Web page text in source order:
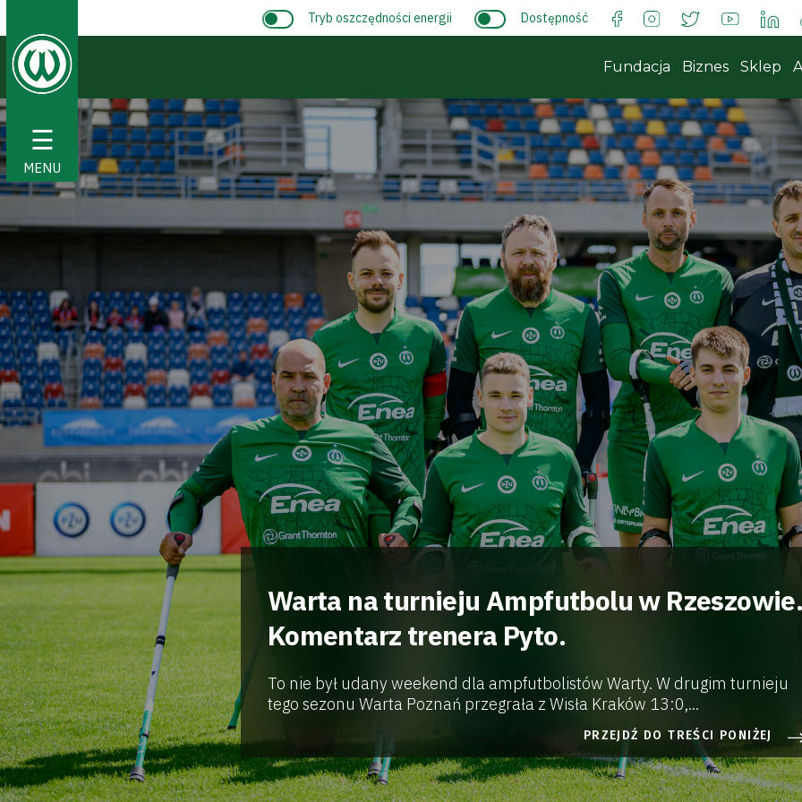
☰
MENU
Tryb oszczędności energii Dostępność
Fundacja Biznes Sklep
Warta na turnieju Ampfutbolu w
Komentarz trenera Pyto.
To nie był udany weekend dla ampfutbolistów Warty. W drugim turnieju
tego sezonu Warta Poznań przegrała z Wisła Kraków 13:0,...
PRZEJDŹ DO TREŚCI PONIŻEJ